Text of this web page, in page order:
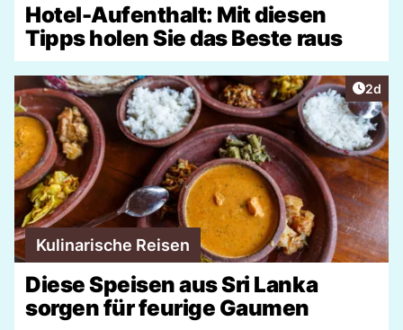
Hotel-Aufenthalt: Mit diesen
Tipps holen Sie das Beste raus
2d
Kulinarische Reisen
Diese Speisen aus Sri Lanka
sorgen für feurige Gaumen